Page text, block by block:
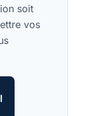
soit
vos